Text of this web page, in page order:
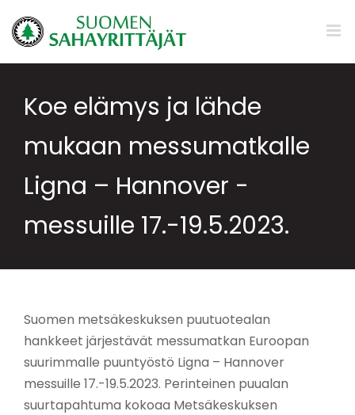
to
content
Koe elämys ja lähde
mukaan messumatkalle
Ligna – Hannover -
messuille 17.-19.5.2023.
Suomen metsäkeskuksen puutuotealan
hankkeet järjestävät messumatkan Euroopan
suurimmalle puuntyöstö Ligna – Hannover
messuille 17.-19.5.2023. Perinteinen puualan
suurtapahtuma kokoaa Metsäkeskuksen